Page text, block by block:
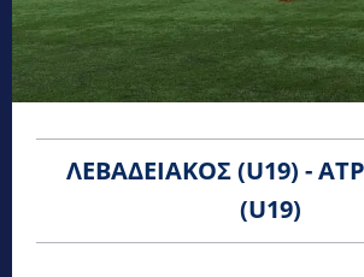
ΛΕΒΑΔΕΙΑΚΌΣ (U19) -
(U19)